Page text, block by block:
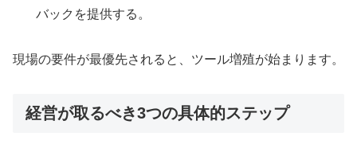
バックを提供する。
現場の要件が最優先されると、ツール増殖が始まります。
経営が取るべき3つの具体的ステップ